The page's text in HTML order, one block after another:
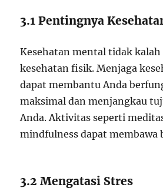
3.1 Pentingnya
Kesehatan mental tidak
kesehatan fisik. Menjaga
dapat membantu Anda
maksimal dan menjangkau
Anda. Aktivitas seperti
mindfulness dapat membawa
3.2 Mengatasi Stres